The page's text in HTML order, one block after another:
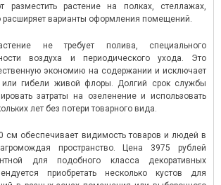
разместить растение на полках, стеллажах,
расширяет варианты оформления помещений.
не требует полива, специального
воздуха и периодического ухода. Это
экономию на содержании и исключает
или гибели живой флоры. Долгий срок службы
затраты на озеленение и использовать
лет без потери товарного вида.
см обеспечивает видимость товаров и людей в
пространство. Цена 3975 рублей
для подобного класса декоративных
приобретать несколько кустов для